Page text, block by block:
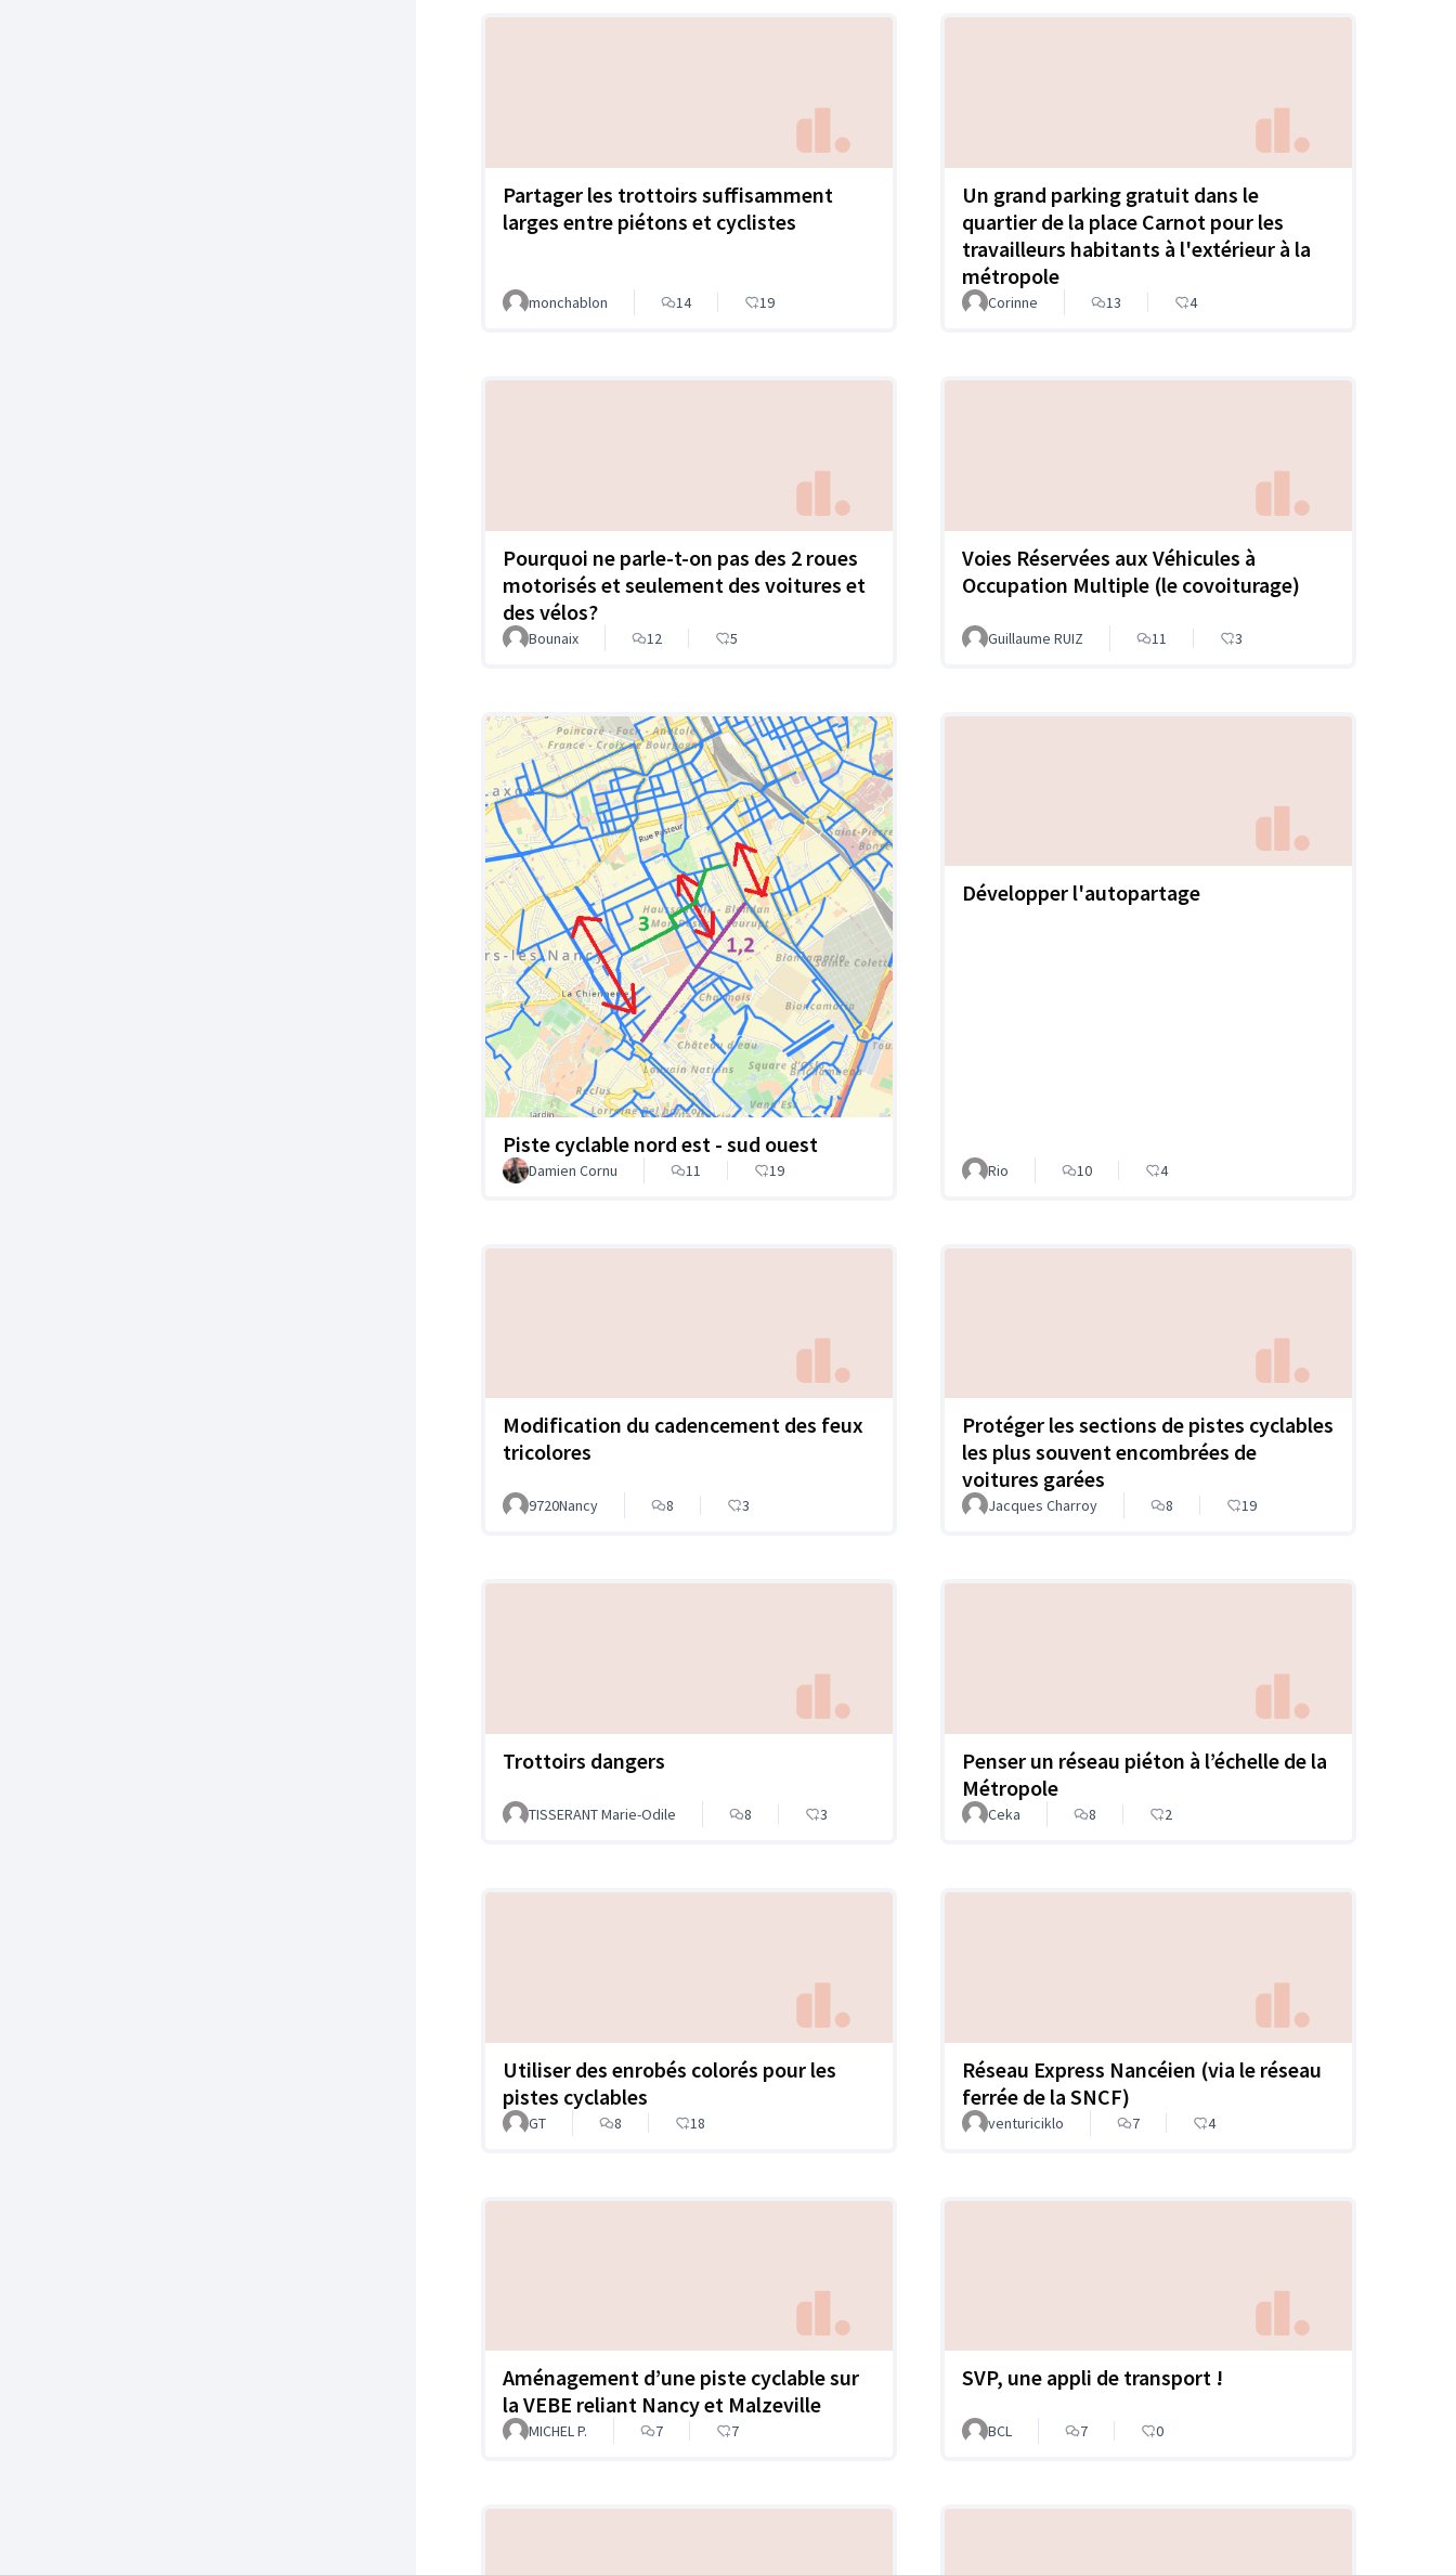
Partager les trottoirs suffisamment
larges entre piétons et cyclistes
monchablon 14 19
Un grand parking gratuit dans le
quartier de la place Carnot pour les
travailleurs habitants à l'extérieur à la
métropole
Corinne 13 4
Pourquoi ne parle-t-on pas des 2 roues
motorisés et seulement des voitures et
des vélos?
Bounaix 12 5
Voies Réservées aux Véhicules à
Occupation Multiple (le covoiturage)
Guillaume RUIZ 11 3
Piste cyclable nord est - sud ouest
Damien Cornu 11 19
Développer l'autopartage
Rio 10 4
Modification du cadencement des feux
tricolores
9720Nancy 8 3
Protéger les sections de pistes cyclables
les plus souvent encombrées de
voitures garées
Jacques Charroy 8 19
Trottoirs dangers
TISSERANT Marie-Odile 8 3
Penser un réseau piéton à l’échelle de la
Métropole
Ceka 8 2
Utiliser des enrobés colorés pour les
pistes cyclables
GT 8 18
Réseau Express Nancéien (via le réseau
ferrée de la SNCF)
venturiciklo 7 4
Aménagement d’une piste cyclable sur
la VEBE reliant Nancy et Malzeville
MICHEL P. 7 7
SVP, une appli de transport !
BCL 7 0